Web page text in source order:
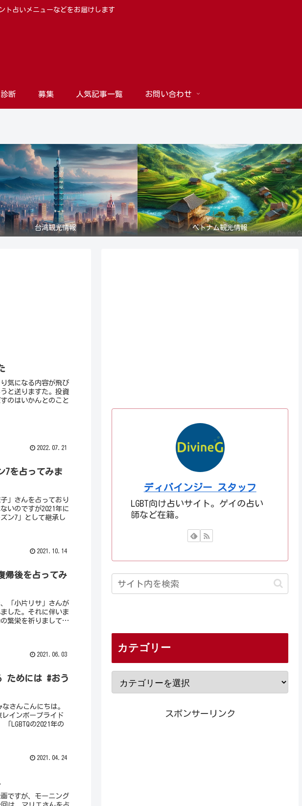
ト占いメニューなどをお届けします
診断 募集 人気記事一覧 お問い合わせ
台湾観光情報 ベトナム観光情報
気になる内容が飛び
と送りますた。投資
のはいかんとのこと
2022.07.21
7を占ってみま
」さんを占っており
いのですが2021年に
ン7」として継承し
2021.10.14
帰後を占ってみ
「小片リサ」さんが
した。それに伴いま
の繁栄を祈りまして…
2021.06.03
ためには #おう
さんこんにちは。
インボープライド
LGBTQの2021年の
2021.04.24
ですが、モーニング
ディバインジー スタッフ
LGBT向け占いサイト。ゲイの占い
師など在籍。
カテゴリー
スポンサーリンク